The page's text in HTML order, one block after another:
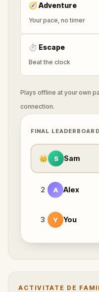
🧭Adventure
Your pace, no timer
⏱ Escape
Beat the clock
Plays offline at your own
connection.
FINAL LEADERBOARD
👑 S Sam
2 A Alex
3 Y You
ACTIVITATE DE